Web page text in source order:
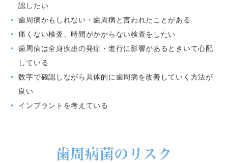
認したい
歯周病かもしれない・歯周病と言われたことがある
痛くない検査、時間がかからない検査をしたい
歯周病は全身疾患の発症・進行に影響があるときいて心配
している
数字で確認しながら具体的に歯周病を改善していく方法が
良い
インプラントを考えている
歯周病菌のリスク